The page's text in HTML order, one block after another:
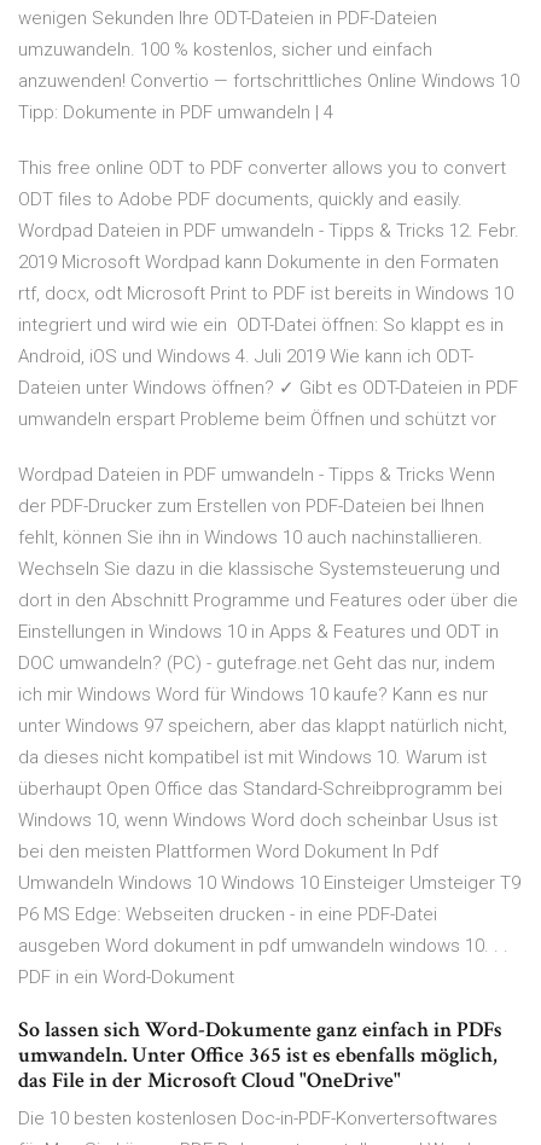
wenigen Sekunden Ihre ODT-Dateien in PDF-Dateien
umzuwandeln. 100 % kostenlos, sicher und einfach
anzuwenden! Convertio — fortschrittliches Online Windows 10
Tipp: Dokumente in PDF umwandeln | 4
This free online ODT to PDF converter allows you to convert
ODT files to Adobe PDF documents, quickly and easily.
Wordpad Dateien in PDF umwandeln - Tipps & Tricks 12. Febr.
2019 Microsoft Wordpad kann Dokumente in den Formaten
rtf, docx, odt Microsoft Print to PDF ist bereits in Windows 10
integriert und wird wie ein ODT-Datei öffnen: So klappt es in
Android, iOS und Windows 4. Juli 2019 Wie kann ich ODT-
Dateien unter Windows öffnen? ✓ Gibt es ODT-Dateien in PDF
umwandeln erspart Probleme beim Öffnen und schützt vor
Wordpad Dateien in PDF umwandeln - Tipps & Tricks Wenn
der PDF-Drucker zum Erstellen von PDF-Dateien bei Ihnen
fehlt, können Sie ihn in Windows 10 auch nachinstallieren.
Wechseln Sie dazu in die klassische Systemsteuerung und
dort in den Abschnitt Programme und Features oder über die
Einstellungen in Windows 10 in Apps & Features und ODT in
DOC umwandeln? (PC) - gutefrage.net Geht das nur, indem
ich mir Windows Word für Windows 10 kaufe? Kann es nur
unter Windows 97 speichern, aber das klappt natürlich nicht,
da dieses nicht kompatibel ist mit Windows 10. Warum ist
überhaupt Open Office das Standard-Schreibprogramm bei
Windows 10, wenn Windows Word doch scheinbar Usus ist
bei den meisten Plattformen Word Dokument In Pdf
Umwandeln Windows 10 Windows 10 Einsteiger Umsteiger T9
P6 MS Edge: Webseiten drucken - in eine PDF-Datei
ausgeben Word dokument in pdf umwandeln windows 10. . .
PDF in ein Word-Dokument
So lassen sich Word-Dokumente ganz einfach in PDFs
umwandeln. Unter Office 365 ist es ebenfalls möglich,
das File in der Microsoft Cloud "OneDrive"
Die 10 besten kostenlosen Doc-in-PDF-Konvertersoftwares